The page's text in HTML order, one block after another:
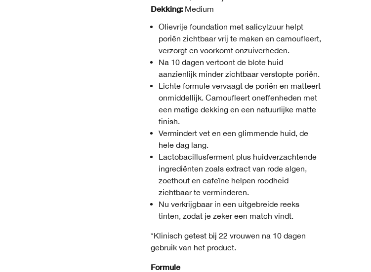
Dekking: Medium
Olievrije foundation met salicylzuur helpt
poriën zichtbaar vrij te maken en camoufleert,
verzorgt en voorkomt onzuiverheden.
Na 10 dagen vertoont de blote huid
aanzienlijk minder zichtbaar verstopte poriën.
Lichte formule vervaagt de poriën en matteert
onmiddellijk. Camoufleert oneffenheden met
een matige dekking en een natuurlijke matte
finish.
Vermindert vet en een glimmende huid, de
hele dag lang.
Lactobacillusferment plus huidverzachtende
ingrediënten zoals extract van rode algen,
zoethout en cafeïne helpen roodheid
zichtbaar te verminderen.
Nu verkrijgbaar in een uitgebreide reeks
tinten, zodat je zeker een match vindt.
*Klinisch getest bij 22 vrouwen na 10 dagen
gebruik van het product.
Formule